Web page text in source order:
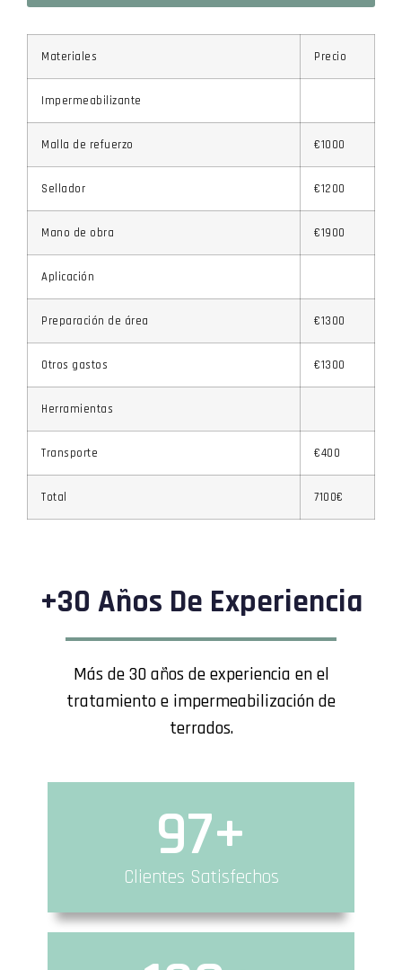
Materiales Precio
Impermeabilizante
Malla de refuerzo €1000
Sellador €1200
Mano de obra €1900
Aplicación
Preparación de área €1300
Otros gastos €1300
Herramientas
Transporte €400
Total 7100€
+30 Años De Experiencia
Más de 30 años de experiencia en el
tratamiento e impermeabilización de
terrados.
Clientes Satisfechos
97+